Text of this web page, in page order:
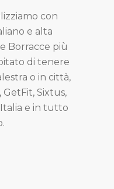
con
e alta
Borracce più
di tenere
o in città,
Sixtus,
e in tutto